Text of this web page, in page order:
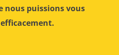
nous puissions vous